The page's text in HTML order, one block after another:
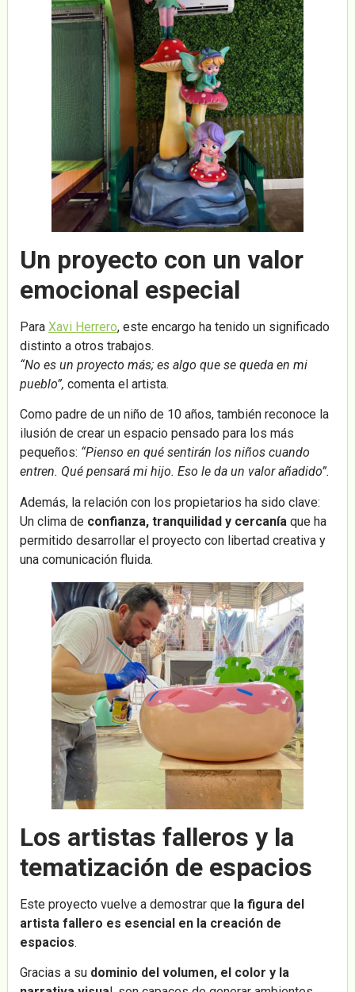
Un proyecto con un valor
emocional especial
Para Xavi Herrero, este encargo ha tenido un significado
distinto a otros trabajos.
“No es un proyecto más; es algo que se queda en mi
pueblo”, comenta el artista.
Como padre de un niño de 10 años, también reconoce la
ilusión de crear un espacio pensado para los más
pequeños: “Pienso en qué sentirán los niños cuando
entren. Qué pensará mi hijo. Eso le da un valor añadido”.
Además, la relación con los propietarios ha sido clave:
Un clima de confianza, tranquilidad y cercanía que ha
permitido desarrollar el proyecto con libertad creativa y
una comunicación fluida.
Los artistas falleros y la
tematización de espacios
Este proyecto vuelve a demostrar que la figura del
artista fallero es esencial en la creación de
espacios.
Gracias a su dominio del volumen, el color y la